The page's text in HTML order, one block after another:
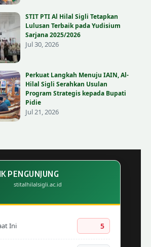
STIT PTI Al Hilal Sigli Tetapkan
Lulusan Terbaik pada Yudisium
Sarjana 2025/2026
Jul 30, 2026
Perkuat Langkah Menuju IAIN, Al-
Hilal Sigli Serahkan Usulan
Program Strategis kepada Bupati
Pidie
Jul 21, 2026
PENGUNJUNG
stitalhilalsigli.ac.id
Ini 7